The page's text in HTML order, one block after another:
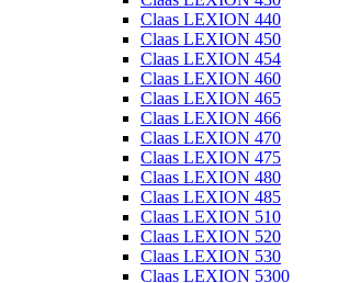
Claas LEXION 440
Claas LEXION 450
Claas LEXION 454
Claas LEXION 460
Claas LEXION 465
Claas LEXION 466
Claas LEXION 470
Claas LEXION 475
Claas LEXION 480
Claas LEXION 485
Claas LEXION 510
Claas LEXION 520
Claas LEXION 530
Claas LEXION 5300